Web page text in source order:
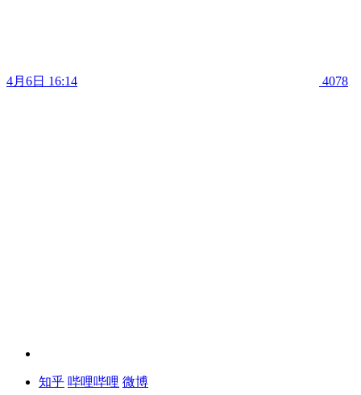
4月6日 16:14 4078
知乎 哔哩哔哩 微博